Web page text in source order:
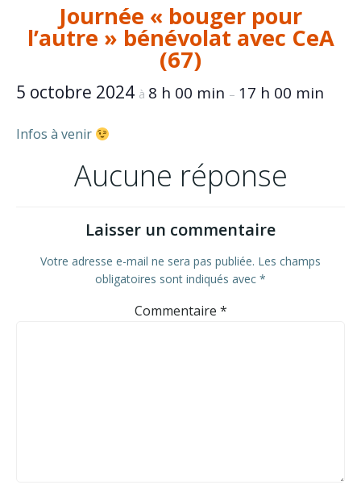
Journée « bouger pour
l’autre » bénévolat avec CeA
(67)
5 octobre 2024 à 8 h 00 min – 17 h 00 min
Infos à venir
Aucune réponse
Laisser un commentaire
Votre adresse e-mail ne sera pas publiée. Les champs
obligatoires sont indiqués avec *
Commentaire *